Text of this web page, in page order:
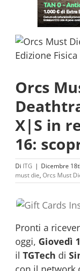
Orcs
X|S in
16:
Di ITG | Dicembre
must die, Orcs Must
Pronti a
oggi, Giovedì
il TGTech di